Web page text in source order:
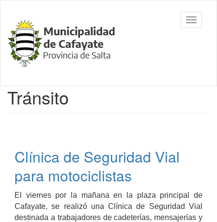
contenido
principal
Municipalidad
de Cafayate,
Salta
barra
Contenido
Tránsito
Clínica de Seguridad Vial
para motociclistas
El viernes por la mañana en la plaza principal de
Cafayate, se realizó una Clínica de Seguridad Vial
destinada a trabajadores de cadeterías, mensajerías y